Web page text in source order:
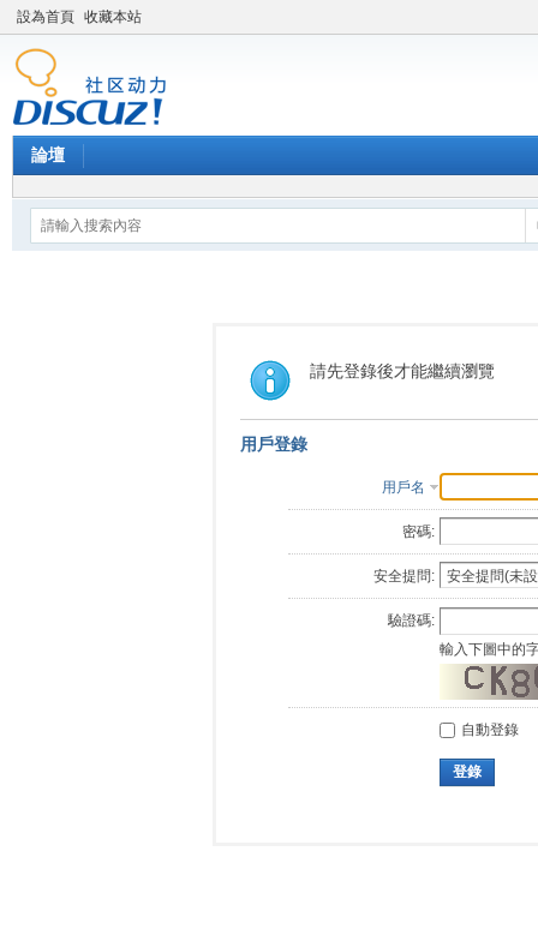
設為首頁 收藏本站
論壇
請先登錄後才能繼續瀏覽
用戶登錄
用戶名
密碼:
安全提問:
驗證碼:
輸入下圖中的
自動登錄
登錄